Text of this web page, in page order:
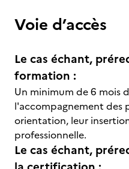
Voie d’accès
Le cas échant,
formation :
Un minimum de 6 mois
l'accompagnement des
orientation, leur
professionnelle.
Le cas échant,